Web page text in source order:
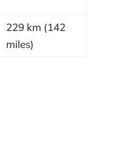
229 km (142
miles)